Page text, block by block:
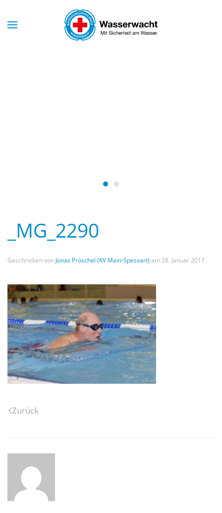
Skip to main content
Wasserwacht Bayern
_MG_2290
Geschrieben von Jonas Pröschel (KV Main-Spessart) am 28. Januar 2017.
Zurück